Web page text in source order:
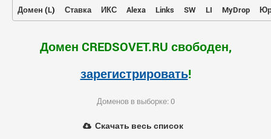
Домен (L) Ставка ИКС Alexa Links SW LI MyDrop
Домен CREDSOVET.RU свободен,
зарегистрировать!
Доменов в выборке: 0
Скачать весь список